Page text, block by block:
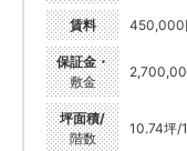
賃料 450,000
保証金・
敷金
坪面積/
階数
10.74坪/